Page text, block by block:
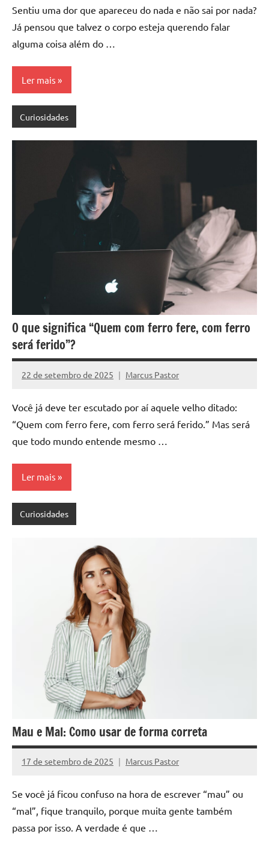
Sentiu uma dor que apareceu do nada e não sai por nada?
Já pensou que talvez o corpo esteja querendo falar
alguma coisa além do …
Ler mais
Curiosidades
O que significa “Quem com ferro fere, com ferro
será ferido”?
22 de setembro de 2025 Marcus Pastor
Nenhum
Você já deve ter escutado por aí aquele velho ditado:
“Quem com ferro fere, com ferro será ferido.” Mas será
que todo mundo entende mesmo …
Ler mais
Curiosidades
Mau e Mal: Como usar de forma correta
17 de setembro de 2025 Marcus Pastor
Nenhum
Se você já ficou confuso na hora de escrever “mau” ou
“mal”, fique tranquilo, porque muita gente também
passa por isso. A verdade é que …